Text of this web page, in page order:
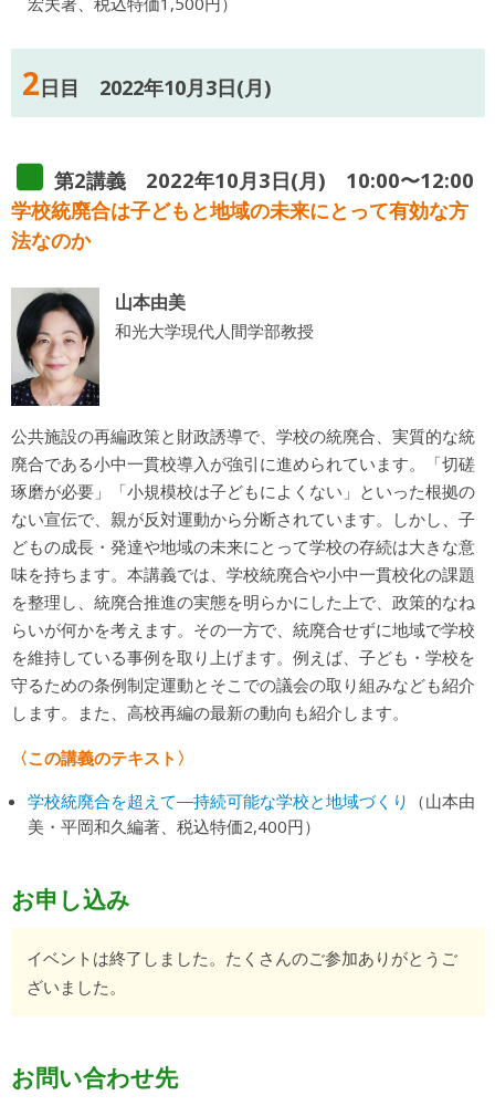
2日目 2022年10月3日(月)
第2講義 2022年10月3日(月) 10:00〜12:00
学校統廃合は子どもと地域の未来にとって有効な方
法なのか
山本由美
和光大学現代人間学部教授
公共施設の再編政策と財政誘導で、学校の統廃合、実質的な統
廃合である小中一貫校導入が強引に進められています。「切磋
琢磨が必要」「小規模校は子どもによくない」といった根拠の
ない宣伝で、親が反対運動から分断されています。しかし、子
どもの成長・発達や地域の未来にとって学校の存続は大きな意
味を持ちます。本講義では、学校統廃合や小中一貫校化の課題
を整理し、統廃合推進の実態を明らかにした上で、政策的なね
らいが何かを考えます。その一方で、統廃合せずに地域で学校
を維持している事例を取り上げます。例えば、子ども・学校を
守るための条例制定運動とそこでの議会の取り組みなども紹介
します。また、高校再編の最新の動向も紹介します。
〈この講義のテキスト〉
学校統廃合を超えて―持続可能な学校と地域づくり （山本由
美・平岡和久編著、税込特価2,400円）
お申し込み
イベントは終了しました。たくさんのご参加ありがとうご
ざいました。
お問い合わせ先